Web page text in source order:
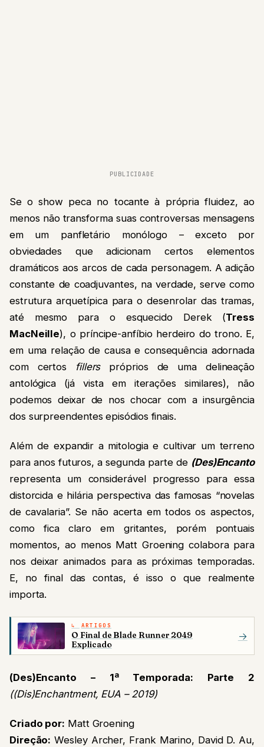
PUBLICIDADE
Se o show peca no tocante à própria fluidez, ao
menos não transforma suas controversas mensagens
em um panfletário monólogo – exceto por
obviedades que adicionam certos elementos
dramáticos aos arcos de cada personagem. A adição
constante de coadjuvantes, na verdade, serve como
estrutura arquetípica para o desenrolar das tramas,
até mesmo para o esquecido Derek (Tress
MacNeille), o príncipe-anfíbio herdeiro do trono. E,
em uma relação de causa e consequência adornada
com certos fillerspróprios de uma delineação
antológica (já vista em iterações similares), não
podemos deixar de nos chocar com a insurgência
dos surpreendentes episódios finais.
Além de expandir a mitologia e cultivar um terreno
para anos futuros, a segunda parte de (Des)Encanto
representa um considerável progresso para essa
distorcida e hilária perspectiva das famosas “novelas
de cavalaria”. Se não acerta em todos os aspectos,
como fica claro em gritantes, porém pontuais
momentos, ao menos Matt Groening colabora para
nos deixar animados para as próximas temporadas.
E, no final das contas, é isso o que realmente
importa.
ARTIGOS
O Final de Blade Runner 2049
Explicado
→
(Des)Encanto – 1ª Temporada: Parte 2
((Dis)Enchantment, EUA – 2019)
Criado por: Matt Groening
Direção: Wesley Archer, Frank Marino, David D. Au,